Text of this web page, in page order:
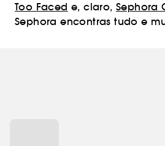
Too Faced e, claro,Sephora
Sephora encontras tudo e